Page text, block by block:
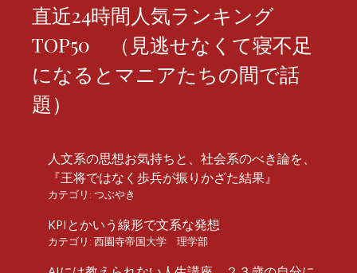
直近24時間人気ランキング
TOP50 （見逃せなくて寝不足
になるとマニアたちの間で話
題）
人文系の思想お気持ちと、社会系のべき論を、
『王将ではなく歩兵が振りかざた結果』
カテゴリ: つぶやき
KPIとかいう線形で文系な発想
カテゴリ: 西園寺帝国大学 理学部